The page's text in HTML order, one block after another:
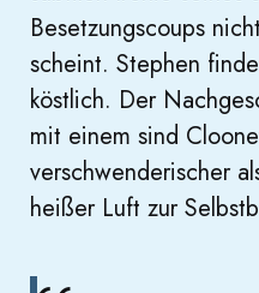
Besetzungscoups
scheint. Stephen
köstlich. Der
mit einem sind
verschwenderischer
heißer Luft zur